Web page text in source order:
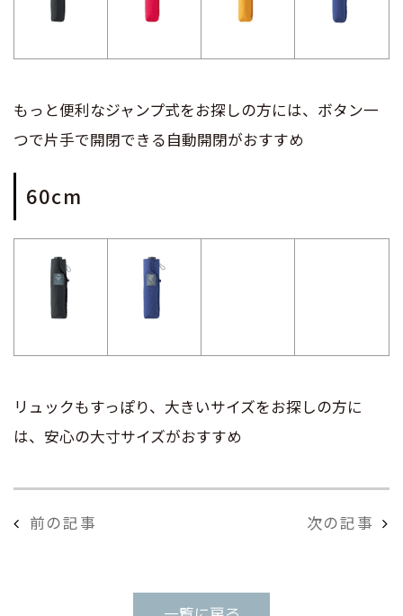
もっと便利なジャンプ式をお探しの方には、ボタン一
つで片手で開閉できる自動開閉がおすすめ
60cm
リュックもすっぽり、大きいサイズをお探しの方に
は、安心の大寸サイズがおすすめ
前の記事 次の記事